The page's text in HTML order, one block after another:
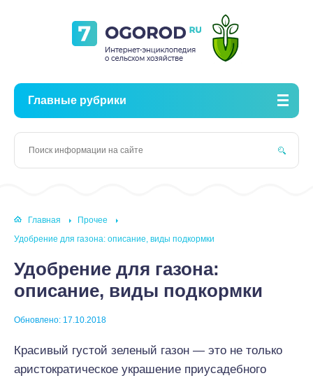
Главные рубрики
Главная
Прочее
Удобрение для газона: описание, виды подкормки
Удобрение для газона:
описание, виды подкормки
Обновлено: 17.10.2018
Красивый густой зеленый газон — это не только
аристократическое украшение приусадебного